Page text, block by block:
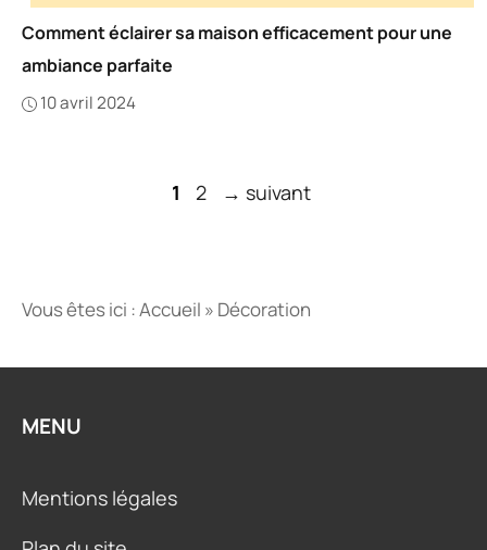
Comment éclairer sa maison efficacement pour une
ambiance parfaite
10 avril 2024
Page
1 Page
2 → suivant
Vous êtes ici :Accueil » Décoration
MENU
Mentions légales